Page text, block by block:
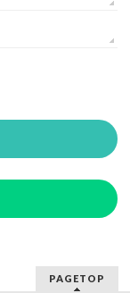
PAGETOP